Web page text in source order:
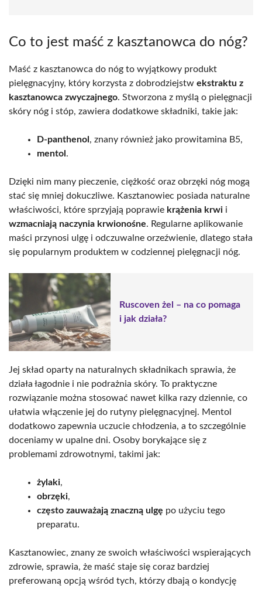
Co to jest maść z kasztanowca do nóg?
Maść z kasztanowca do nóg to wyjątkowy produkt
pielęgnacyjny, który korzysta z dobrodziejstw ekstraktu z
kasztanowca zwyczajnego. Stworzona z myślą o pielęgnacji
skóry nóg i stóp, zawiera dodatkowe składniki, takie jak:
D-panthenol , znany również jako prowitamina B5,
mentol .
Dzięki nim many pieczenie, ciężkość oraz obrzęki nóg mogą
stać się mniej dokuczliwe. Kasztanowiec posiada naturalne
właściwości, które sprzyjają poprawie krążenia krwi i
wzmacniają naczynia krwionośne. Regularne aplikowanie
maści przynosi ulgę i odczuwalne orzeźwienie, dlatego stała
się popularnym produktem w codziennej pielęgnacji nóg.
Ruscoven żel – na co pomaga
i jak działa?
Jej skład oparty na naturalnych składnikach sprawia, że
działa łagodnie i nie podrażnia skóry. To praktyczne
rozwiązanie można stosować nawet kilka razy dziennie, co
ułatwia włączenie jej do rutyny pielęgnacyjnej. Mentol
dodatkowo zapewnia uczucie chłodzenia, a to szczególnie
doceniamy w upalne dni. Osoby borykające się z
problemami zdrowotnymi, takimi jak:
żylaki,
obrzęki,
często zauważają znaczną ulgę po użyciu tego
preparatu.
Kasztanowiec, znany ze swoich właściwości wspierających
zdrowie, sprawia, że maść staje się coraz bardziej
preferowaną opcją wśród tych, którzy dbają o kondycję